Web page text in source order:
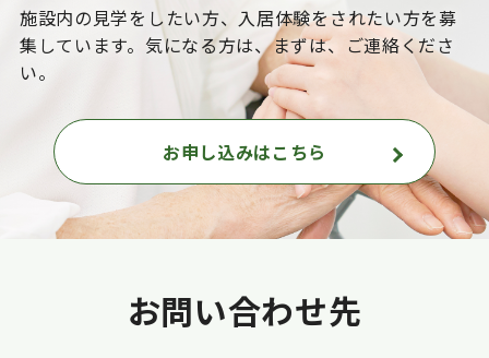
施設内の見学をしたい方、入居体験をされたい方を募
集しています。気になる方は、まずは、ご連絡くださ
い。
お申し込みはこちら
お問い合わせ先